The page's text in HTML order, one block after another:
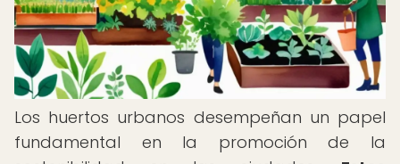
Los huertos urbanos desempeñan un papel
fundamental en la promoción de la